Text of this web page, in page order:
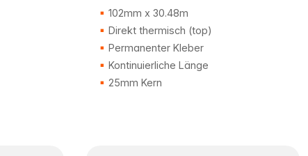
102mm x 30.48m
Direkt thermisch (top)
Permanenter Kleber
Kontinuierliche Länge
25mm Kern